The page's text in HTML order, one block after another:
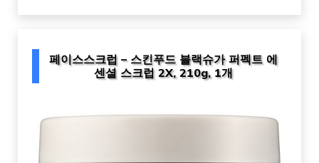
페이스스크럽 – 스킨푸드 블랙슈가 퍼펙트 에
센셜 스크럽 2X, 210g, 1개